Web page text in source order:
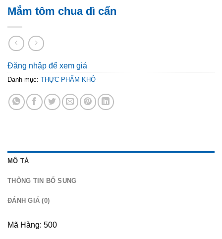
Mắm tôm chua dì cẩn
Đăng nhập để xem giá
Danh mục: THỰC PHẨM KHÔ
MÔ TẢ
THÔNG TIN BỔ SUNG
ĐÁNH GIÁ (0)
Mã Hàng: 500